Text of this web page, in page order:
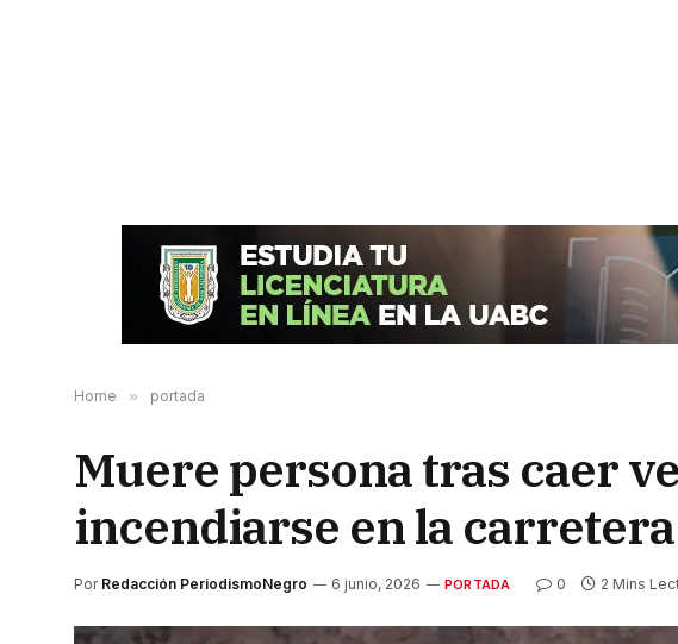
Home » portada
Muere persona tras caer
incendiarse en la
Por Redacción PeriodismoNegro 6 junio, 2026 PORTADA 0 2 Mins